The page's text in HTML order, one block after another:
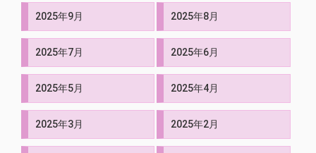
2025年9月 2025年8月
2025年7月 2025年6月
2025年5月 2025年4月
2025年3月 2025年2月